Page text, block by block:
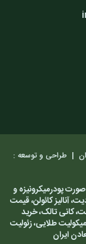
طراحی و توسعه :
پودرمیکرونیزه و
آنالیز کائولن، قیمت
کانی تالک، خرید
طلایی، زئولیت
ایران